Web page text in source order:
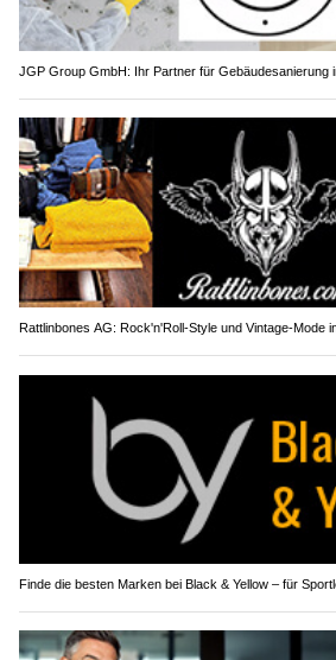
JGP Group GmbH: Ihr Partner für Gebäudesanierung
Rattlinbones AG: Rock'n'Roll-Style und Vintage-Mode
Finde die besten Marken bei Black & Yellow – für